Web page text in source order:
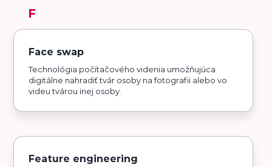
F
Face swap
Technológia počítačového videnia umožňujúca
digitálne nahradiť tvár osoby na fotografii alebo vo
videu tvárou inej osoby.
Feature engineering